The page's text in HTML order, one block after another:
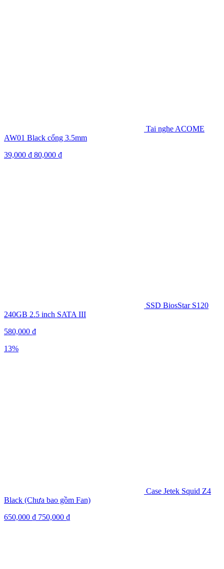
Tai nghe ACOME
AW01 Black cổng 3.5mm
39,000 ₫ 80,000 ₫
SSD BiosStar S120
240GB 2.5 inch SATA III
580,000 ₫
13%
Case Jetek Squid Z4
Black (Chưa bao gồm Fan)
650,000 ₫ 750,000 ₫